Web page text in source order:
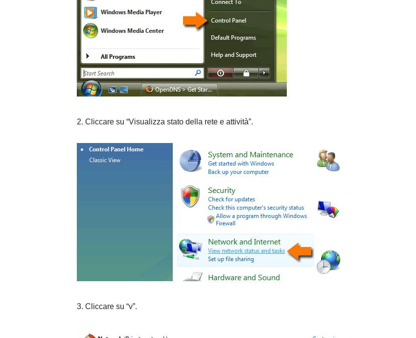
2. Cliccare su “Visualizza stato della rete e attività”.
3. Cliccare su “v”.